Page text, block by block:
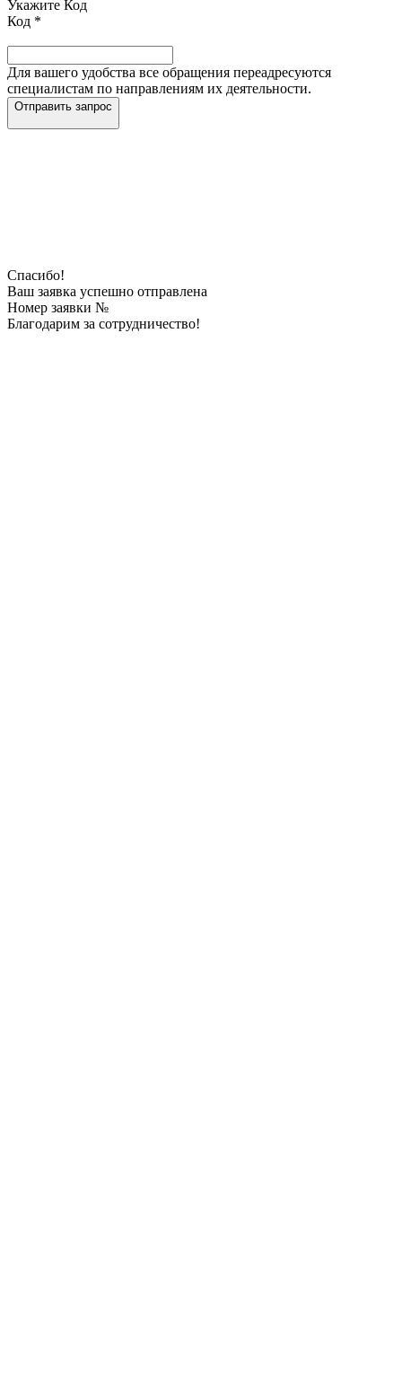
Укажите Код
Код *
Для вашего удобства все обращения переадресуются
специалистам по направлениям их деятельности.
Отправить запрос
Спасибо!
Ваш заявка успешно отправлена
Номер заявки №
Благодарим за сотрудничество!